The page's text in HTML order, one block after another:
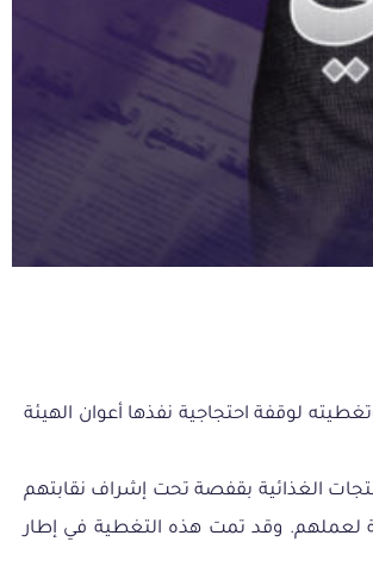
لوقفة احتجاجية نفذها أعوان الهيئة
الغذائية بقفصة تحت إشراف نقابتهم
لعملهم. وقد تمت هذه التغطية في إطار